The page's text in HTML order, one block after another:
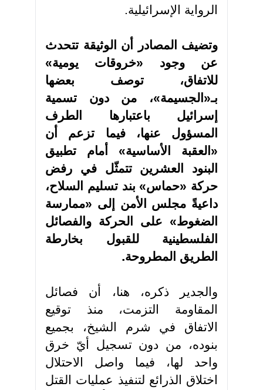
الرواية الإسرائيلية.
وتضيف المصادر أن الوثيقة تتحدث
عن وجود «خروقات يومية»
للاتفاق، توصف بعضها
بـ«الجسيمة»، من دون تسمية
إسرائيل باعتبارها الطرف
المسؤول عنها، فيما تزعم أن
«العقبة الأساسية» أمام تطبيق
البنود العشرين تتمثّل في رفض
حركة «حماس» بند تسليم السلاح،
داعيةً مجلس الأمن إلى «ممارسة
الضغوط» على الحركة والفصائل
الفلسطينية للقبول بخارطة
الطريق المطروحة.
والجدير ذكره، هنا، أن فصائل
المقاومة التزمت، منذ توقيع
الاتفاق في شرم الشيخ، بجميع
بنوده، من دون تسجيل أيّ خرق
واحد لها، فيما واصل الاحتلال
اختلاق الذرائع لتنفيذ عمليات القتل